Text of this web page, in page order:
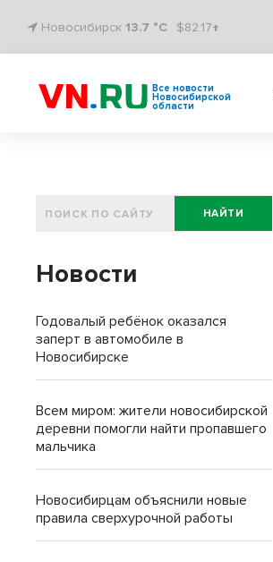
Новосибирск 13.7 °C $82.17↑
Все новости
Новосибирской
области
НАЙТИ
Новости
Годовалый ребёнок оказался
заперт в автомобиле в
Новосибирске
Всем миром: жители новосибирской
деревни помогли найти пропавшего
мальчика
Новосибирцам объяснили новые
правила сверхурочной работы